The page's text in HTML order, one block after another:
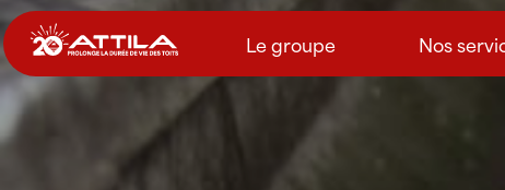
Passer
au
contenu
Le groupe Nos